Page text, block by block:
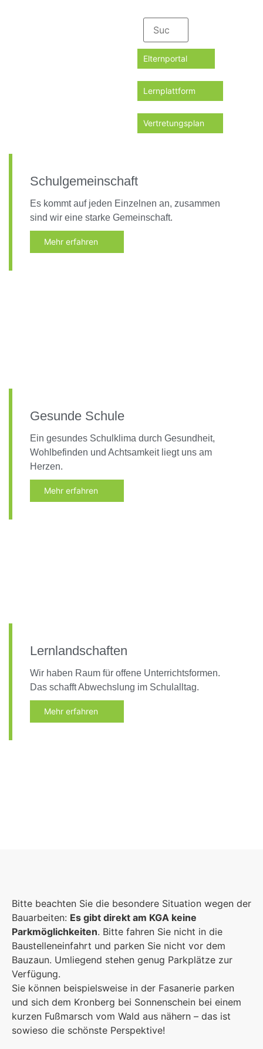
Elternportal
Lernplattform
Vertretungsplan
Schulgemeinschaft
Es kommt auf jeden Einzelnen an, zusammen
sind wir eine starke Gemeinschaft.
Mehr erfahren
Gesunde Schule
Ein gesundes Schulklima durch Gesundheit,
Wohlbefinden und Achtsamkeit liegt uns am
Herzen.
Mehr erfahren
Lernlandschaften
Wir haben Raum für offene Unterrichtsformen.
Das schafft Abwechslung im Schulalltag.
Mehr erfahren
Bitte beachten Sie die besondere Situation wegen der
Bauarbeiten: Es gibt direkt am KGA keine
Parkmöglichkeiten. Bitte fahren Sie nicht in die
Baustelleneinfahrt und parken Sie nicht vor dem
Bauzaun. Umliegend stehen genug Parkplätze zur
Verfügung.
Sie können beispielsweise in der Fasanerie parken
und sich dem Kronberg bei Sonnenschein bei einem
kurzen Fußmarsch vom Wald aus nähern – das ist
sowieso die schönste Perspektive!